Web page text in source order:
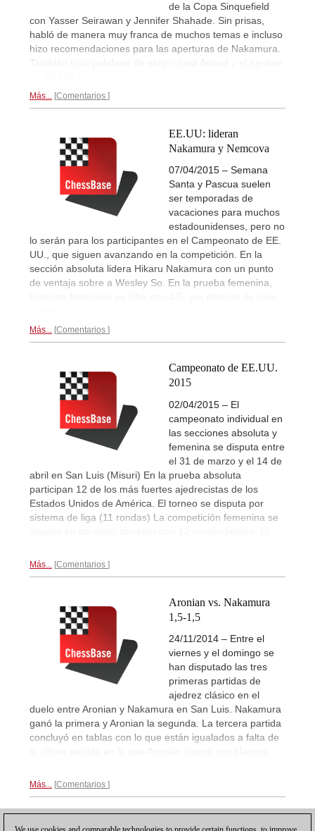
de la Copa Sinquefield
con Yasser Seirawan y Jennifer Shahade. Sin prisas,
habló de manera muy franca de muchos temas e incluso
hizo recomendaciones para las aperturas de Nakamura.
También tuvo palabras de elogio para Anand y el ajedrez
Más... Comentarios
EE.UU: lideran
Nakamura y Nemcova
07/04/2015 – Semana
Santa y Pascua suelen
ser temporadas de
vacaciones para muchos
estadounidenses, pero no
lo serán para los participantes en el Campeonato de EE.
UU., que siguen avanzando en la competición. En la
sección absoluta lidera Hikaru Nakamura con un punto
de ventaja sobre a Wesley So. En la prueba femenina,
Más... Comentarios
Campeonato de EE.UU.
2015
02/04/2015 – El
campeonato individual en
las secciones absoluta y
femenina se disputa entre
el 31 de marzo y el 14 de
abril en San Luis (Misuri) En la prueba absoluta
participan 12 de los más fuertes ajedrecistas de los
Estados Unidos de América. El torneo se disputa por
sistema de liga (11 rondas) La competición femenina se
Más... Comentarios
Aronian vs. Nakamura
1,5-1,5
24/11/2014 – Entre el
viernes y el domingo se
han disputado las tres
primeras partidas de
ajedrez clásico en el
duelo entre Aronian y Nakamura en San Luis. Nakamura
ganó la primera y Aronian la segunda. La tercera partida
concluyó en tablas con lo que están igualados a falta de
la última partida en la que Aronian jugará con blancas.
Más... Comentarios